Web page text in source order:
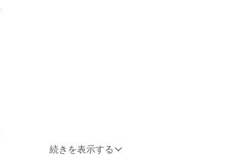
入ください)続きを表示する